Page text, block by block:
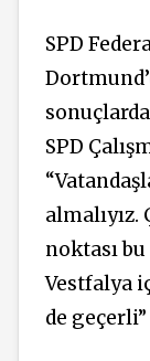
SPD
SPD
almalıyız.
noktası
Vestfalya
de geçerli”